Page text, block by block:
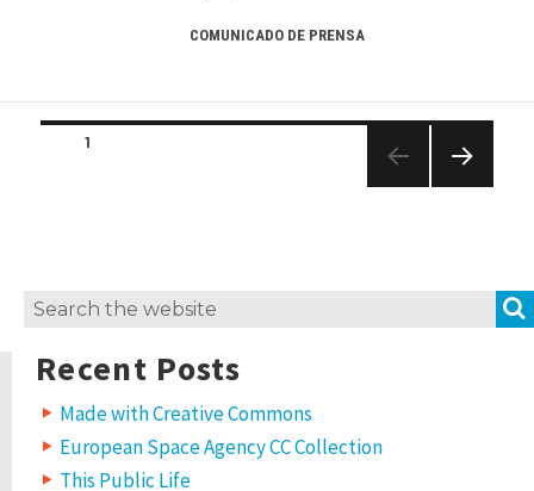
COMUNICADO DE PRENSA
Posts
PAGE1
Search
Recent Posts
Made with Creative Commons
European Space Agency CC Collection
This Public Life